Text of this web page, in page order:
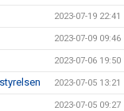
2023-07-19 22:41
2023-07-09 09:46
2023-07-06 19:50
2023-07-05 13:21
2023-07-05 09:27